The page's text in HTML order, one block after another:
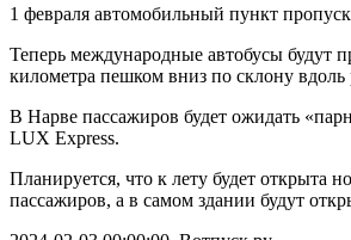
1 февраля автомобильный пункт
Теперь международные автобусы будут
километра пешком вниз по склону
В Нарве пассажиров будет ожидать
LUX Express.
Планируется, что к лету будет открыта
пассажиров, а в самом здании будут